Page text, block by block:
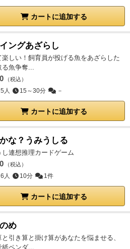
カートに追加する
ングあざらし
楽しい！飼育員が投げる魚をあざらした
る魚争奪...
（税込）
人 15～30分 －
カートに追加する
な？うみうしる
し連想推理カードゲーム
（税込）
人 10分 1件
カートに追加する
め
と引き算と掛け算があなたを悩ませる、
紙ペンダ...